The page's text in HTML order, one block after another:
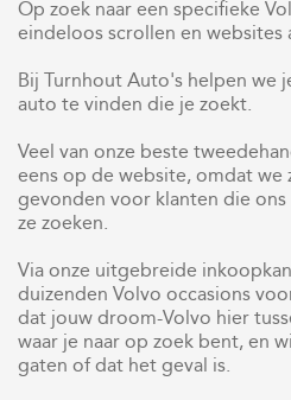
Op zoek naar een specifieke
eindeloos scrollen en websites
Bij Turnhout Auto's helpen we
auto te vinden die je zoekt.
Veel van onze beste
eens op de website, omdat we
gevonden voor klanten die
ze zoeken.
Via onze uitgebreide
duizenden Volvo occasions
dat jouw droom-Volvo hier
waar je naar op zoek bent, en
gaten of dat het geval is.